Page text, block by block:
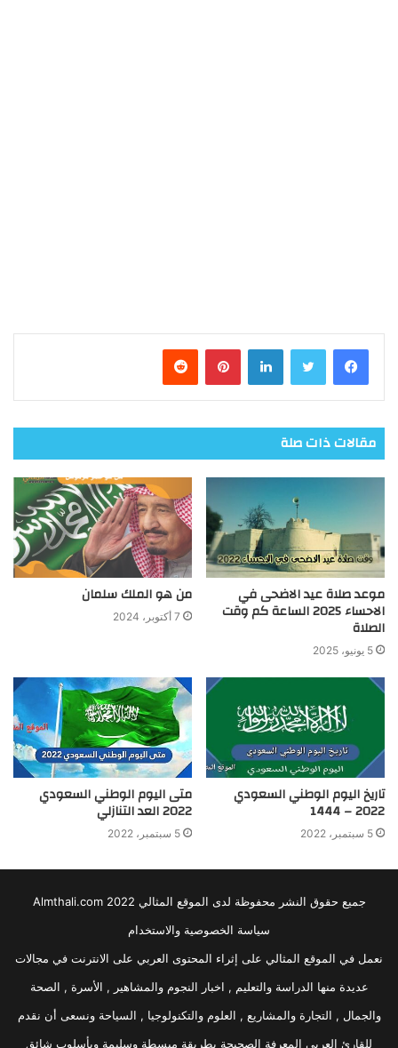
فيسبوك تويتر لينكدإن بينتيريست
مقالات ذات صلة
موعد صلاة عيد الاضحى في
الاحساء 2025 الساعة كم وقت
الصلاة
5 يونيو، 2025
من هو الملك سلمان
7 أكتوبر، 2024
تاريخ اليوم الوطني السعودي
2022 – 1444
5 سبتمبر، 2022
متى اليوم الوطني السعودي
2022 العد التنازلي
5 سبتمبر، 2022
جميع حقوق النشر محفوظة لدى الموقع المثالي 2022 Almthali.com
سياسة الخصوصية والاستخدام
نعمل في الموقع المثالي على إثراء المحتوى العربي على الانترنت في مجالات
عديدة منها الدراسة والتعليم , اخبار النجوم والمشاهير , الأسرة , الصحة
والجمال , التجارة والمشاريع , العلوم والتكنولوجيا , السياحة ونسعى أن نقدم
للقارئ العربي المعرفة الصحيحة بطريقة مبسطة وسليمة وبأسلوب شائق